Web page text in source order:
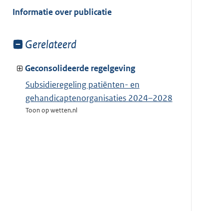
van:
Informatie over publicatie
Toon
van:
Gerelateerd
Geconsolideerde regelgeving
Subsidieregeling patiënten- en
gehandicaptenorganisaties 2024–2028
Toon op wetten.nl